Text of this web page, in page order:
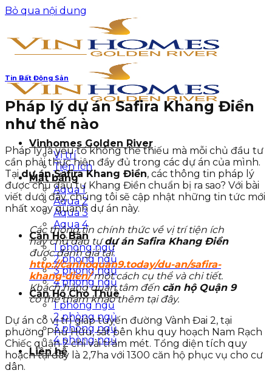
Bỏ qua nội dung
Vinhomes Golden River
Vị trí
Tiện ích
Mặt bằng
Aqua 1
Aqua 2
Aqua 3
Aqua 4
Căn Hộ Bán
1 phòng ngủ
2 phòng ngủ
3 phòng ngủ
4 phòng ngủ
Căn Hộ Cho Thuê
1 phòng ngủ
2 phòng ngủ
3 phòng ngủ
4 phòng ngủ
Liên hệ
Tin Bất Động Sản
Pháp lý dự án Safira Khang Điền
như thế nào
Pháp lý là yếu tố không thể thiếu mà mỗi chủ đầu tư
cần phải thực hiện đầy đủ trong các dự án của mình.
Tạidự án Safira Khang Điền, các thông tin pháp lý
được chủ đầu tư Khang Điền chuẩn bị ra sao? Với bài
viết dưới đây, chúng tôi sẽ cập nhật những tin tức mới
nhất xoay quanh dự án này.
Các thông tin chính thức về vị trí tiện ích
hay chủ đầu tưdự án Safira Khang Điền
được đánh giá tại
http://canhoquan9.today/du-an/safira-
khang-dien/một cách cụ thể và chi tiết.
Khách hàng quan tâm đến căn hộ Quận 9
có thể tham khảo thêm tại đây.
Dự án có vị trí giáp tuyến đường Vành Đai 2, tại
phường Phú Hữu, sát bên khu quy hoạch Nam Rạch
Chiếc quận 2 chỉ vài trăm mét. Tổng diện tích quy
hoạch tại đây là 2,7ha với 1300 căn hộ phục vụ cho cư
dân.